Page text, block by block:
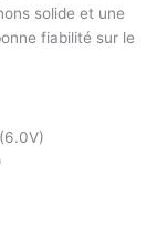
solide et une
fiabilité sur le